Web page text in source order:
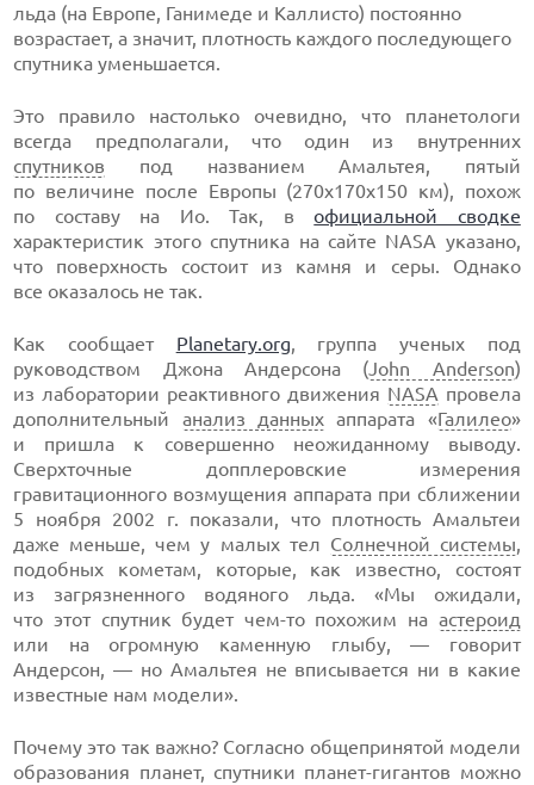
льда (на Европе, Ганимеде и Каллисто) постоянно
возрастает, а значит, плотность каждого последующего
спутника уменьшается.
Это правило настолько очевидно, что планетологи
всегда предполагали, что один из внутренних
спутников под названием Амальтея, пятый
по величине после Европы (270x170x150 км), похож
по составу на Ио. Так, вофициальной сводке
характеристик этого спутника на сайте NASA указано,
что поверхность состоит из камня и серы. Однако
все оказалось не так.
Как сообщает Planetary.org, группа ученых под
руководством Джона Андерсона (John Anderson)
из лаборатории реактивного движения NASA провела
дополнительный анализ данных аппарата «Галилео»
и пришла к совершенно неожиданному выводу.
Сверхточные допплеровские измерения
гравитационного возмущения аппарата при сближении
5 ноября 2002 г. показали, что плотность Амальтеи
даже меньше, чем у малых тел Солнечной системы,
подобных кометам, которые, как известно, состоят
из загрязненного водяного льда. «Мы ожидали,
что этот спутник будет чем-топохожим на астероид
или на огромную каменную глыбу, — говорит
Андерсон, — но Амальтея не вписывается ни в какие
известные нам модели».
Почему это так важно? Согласно общепринятой модели
образования планет, спутники планет-гигантов можно